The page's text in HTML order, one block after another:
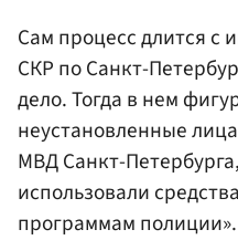
Сам процесс длится с
СКР по Санкт-
дело. Тогда в нем
неустановленные
МВД Санкт-
использовали
программам полиции».